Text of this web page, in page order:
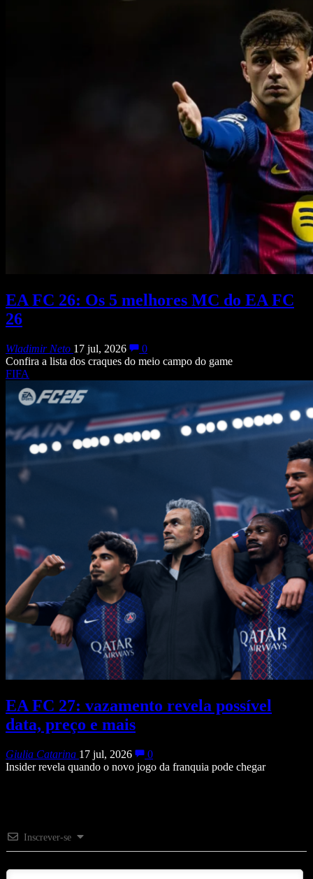
EA FC 26: Os 5 melhores MC do EA FC
26
Wladimir Neto 17 jul, 2026
0
Confira a lista dos craques do meio campo do game
FIFA
EA FC 27: vazamento revela possível
data, preço e mais
Giulia Catarina 17 jul, 2026
0
Insider revela quando o novo jogo da franquia pode chegar
Inscrever-se